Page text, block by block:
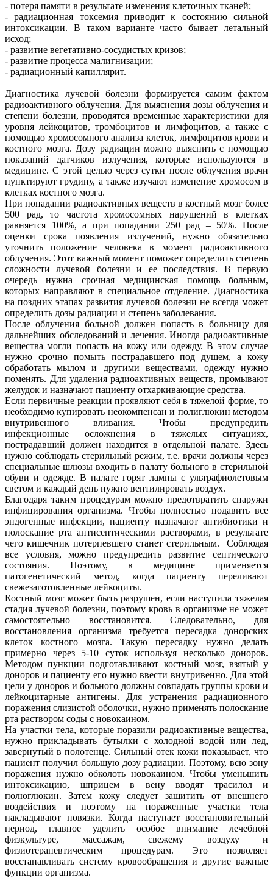
- потеря памяти в результате изменения клеточных тканей;
- радиационная токсемия приводит к состоянию сильной
интоксикации. В таком варианте часто бывает летальный
исход;
- развитие вегетативно-сосудистых кризов;
- развитие процесса малигнизации;
- радиационный капиллярит.
Диагностика лучевой болезни формируется самим фактом
радиоактивного облучения. Для выяснения дозы облучения и
степени болезни, проводятся временные характеристики для
уровня лейкоцитов, тромбоцитов и лимфоцитов, а также с
помощью хромосомного анализа клеток, лимфоцитов крови и
костного мозга. Дозу радиации можно выяснить с помощью
показаний датчиков излучения, которые используются в
медицине. С этой целью через сутки после облучения врачи
пунктируют грудину, а также изучают изменение хромосом в
клетках костного мозга.
При попадании радиоактивных веществ в костный мозг более
500 рад, то частота хромосомных нарушений в клетках
равняется 100%, а при попадании 250 рад – 50%. После
оценки срока появления излучений, нужно обязательно
уточнить положение человека в момент радиоактивного
облучения. Этот важный момент поможет определить степень
сложности лучевой болезни и ее последствия. В первую
очередь нужна срочная медицинская помощь больным,
которых направляют в специальное отделение. Диагностика
на поздних этапах развития лучевой болезни не всегда может
определить дозы радиации и степень заболевания.
После облучения больной должен попасть в больницу для
дальнейших обследований и лечения. Иногда радиоактивные
вещества могли попасть на кожу или одежду. В этом случае
нужно срочно помыть пострадавшего под душем, а кожу
обработать мылом и другими веществами, одежду нужно
поменять. Для удаления радиоактивных веществ, промывают
желудок и назначают пациенту отхаркивающие средства.
Если первичные реакции проявляют себя в тяжелой форме, то
необходимо купировать неокомпенсан и полиглюкин методом
внутривенного вливания. Чтобы предупредить
инфекционные осложнения в тяжелых ситуациях,
пострадавший должен находится в отдельной палате. Здесь
нужно соблюдать стерильный режим, т.е. врачи должны через
специальные шлюзы входить в палату больного в стерильной
обуви и одежде. В палате горят лампы с ультрафиолетовым
светом и каждый день нужно вентилировать воздух.
Благодаря таким процедурам можно предотвратить снаружи
инфицирования организма. Чтобы полностью подавить все
эндогенные инфекции, пациенту назначают антибиотики и
полоскание рта антисептическими растворами, в результате
чего кишечник потерпевшего станет стерильным. Соблюдая
все условия, можно предупредить развитие септического
состояния. Поэтому, в медицине применяется
патогенетический метод, когда пациенту переливают
свежезаготовленные лейкоциты.
Костный мозг может быть разрушен, если наступила тяжелая
стадия лучевой болезни, поэтому кровь в организме не может
самостоятельно восстановится. Следовательно, для
восстановления организма требуется пересадка донорских
клеток костного мозга. Такую пересадку нужно делать
примерно через 5-10 суток используя несколько доноров.
Методом пункции подготавливают костный мозг, взятый у
доноров и пациенту его нужно ввести внутривенно. Для этой
цели у доноров и больного должны совпадать группы крови и
лейкоцитарные антигены. Для устранения радиационного
поражения слизистой оболочки, нужно применять полоскание
рта раствором соды с новокаином.
На участки тела, которые поразили радиоактивные вещества,
нужно прикладывать бутылки с холодной водой или лед,
завернутый в полотенце. Сильный отек кожи показывает, что
пациент получил большую дозу радиации. Поэтому, всю зону
поражения нужно обколоть новокаином. Чтобы уменьшить
интоксикацию, шприцем в вену вводят трасилол и
полюглюкин. Затем кожу следует защитить от внешнего
воздействия и поэтому на пораженные участки тела
накладывают повязки. Когда наступает восстановительный
период, главное уделить особое внимание лечебной
физкультуре, массажам, свежему воздуху и
физиотерапевтическим процедурам. Это позволяет
восстанавливать систему кровообращения и другие важные
функции организма.